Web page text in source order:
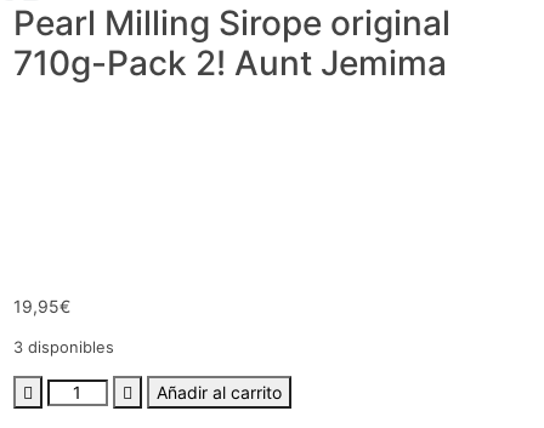
Pearl Milling Sirope original
710g-Pack 2! Aunt Jemima
19,95€
3 disponibles
Añadir al carrito